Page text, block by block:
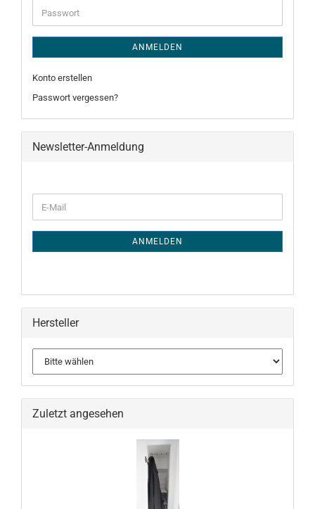
Passwort
ANMELDEN
Konto erstellen
Passwort vergessen?
Newsletter-Anmeldung
ZUR
E-
Mail
ANMELDEN
Hersteller
Zuletzt angesehen